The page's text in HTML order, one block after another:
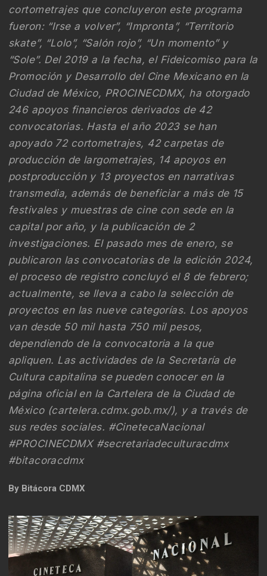
cortometrajes que concluyeron este programa
fueron: “Irse a volver”, “Impronta”, “Territorio
skate”, “Lolo”, “Salón rojo”, “Un momento” y
“Sole”. Del 2019 a la fecha, el Fideicomiso para la
Promoción y Desarrollo del Cine Mexicano en la
Ciudad de México, PROCINECDMX, ha otorgado
246 apoyos financieros derivados de 42
convocatorias. Hasta el año 2023 se han
apoyado 72 cortometrajes, 42 carpetas de
producción de largometrajes, 14 apoyos en
postproducción y 13 proyectos en narrativas
transmedia, además de beneficiar a más de 15
festivales y muestras de cine con sede en la
capital por año, y la publicación de 2
investigaciones. El pasado mes de enero, se
publicaron las convocatorias de la edición 2024,
el proceso de registro concluyó el 8 de febrero;
actualmente, se lleva a cabo la selección de
proyectos en las nueve categorías. Los apoyos
van desde 50 mil hasta 750 mil pesos,
dependiendo de la convocatoria a la que
apliquen. Las actividades de la Secretaría de
Cultura capitalina se pueden conocer en la
página oficial en la Cartelera de la Ciudad de
México (cartelera.cdmx.gob.mx/), y a través de
sus redes sociales. #CinetecaNacional
#PROCINECDMX #secretariadeculturacdmx
#bitacoracdmx
By Bitácora CDMX